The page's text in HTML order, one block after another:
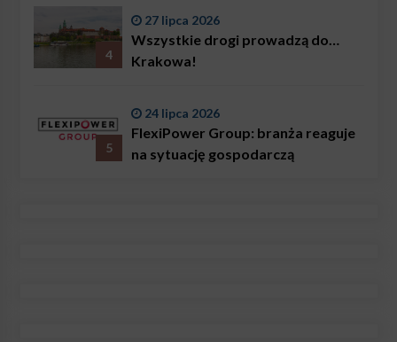
4
27 lipca 2026
Wszystkie drogi prowadzą do…
Krakowa!
5
24 lipca 2026
FlexiPower Group: branża reaguje
na sytuację gospodarczą